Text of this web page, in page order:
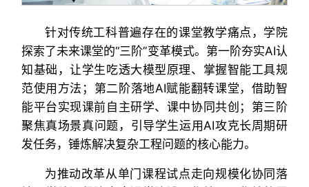
针对传统工科普遍存在的课堂教学痛点，学院
探索了未来课堂的“三阶”变革模式。第一阶夯实AI认
知基础，让学生吃透大模型原理、掌握智能工具规
范使用方法；第二阶落地AI赋能翻转课堂，借助智
能平台实现课前自主研学、课中协同共创；第三阶
聚焦真场景真问题，引导学生运用AI攻克长周期研
发任务，锤炼解决复杂工程问题的核心能力。
为推动改革从单门课程试点走向规模化协同落